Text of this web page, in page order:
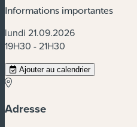
Informations importantes
lundi 21.09.2026
19H30 - 21H30
Ajouter au calendrier
Adresse